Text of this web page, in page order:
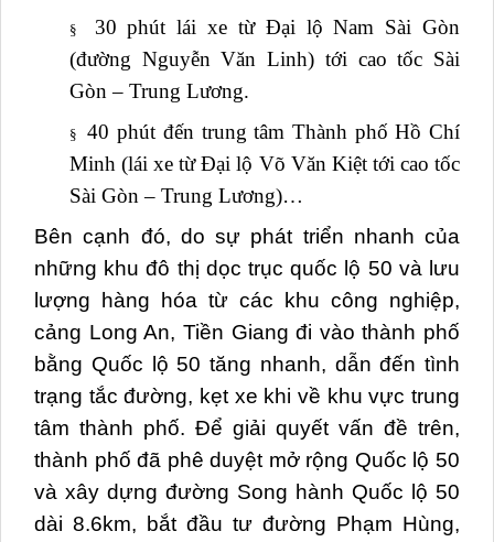
§ 30 phút lái xe từ Đại lộ Nam Sài Gòn
(đường Nguyễn Văn Linh) tới cao tốc Sài
Gòn – Trung Lương.
§40 phút đến trung tâm Thành phố Hồ Chí
Minh (lái xe từ Đại lộ Võ Văn Kiệt tới cao tốc
Sài Gòn – Trung Lương)…
Bên cạnh đó, do sự phát triển nhanh của
những khu đô thị dọc trục quốc lộ 50 và lưu
lượng hàng hóa từ các khu công nghiệp,
cảng Long An, Tiền Giang đi vào thành phố
bằng Quốc lộ 50 tăng nhanh, dẫn đến tình
trạng tắc đường, kẹt xe khi về khu vực trung
tâm thành phố. Để giải quyết vấn đề trên,
thành phố đã phê duyệt mở rộng Quốc lộ 50
và xây dựng đường Song hành Quốc lộ 50
dài 8.6km, bắt đầu tư đường Phạm Hùng,